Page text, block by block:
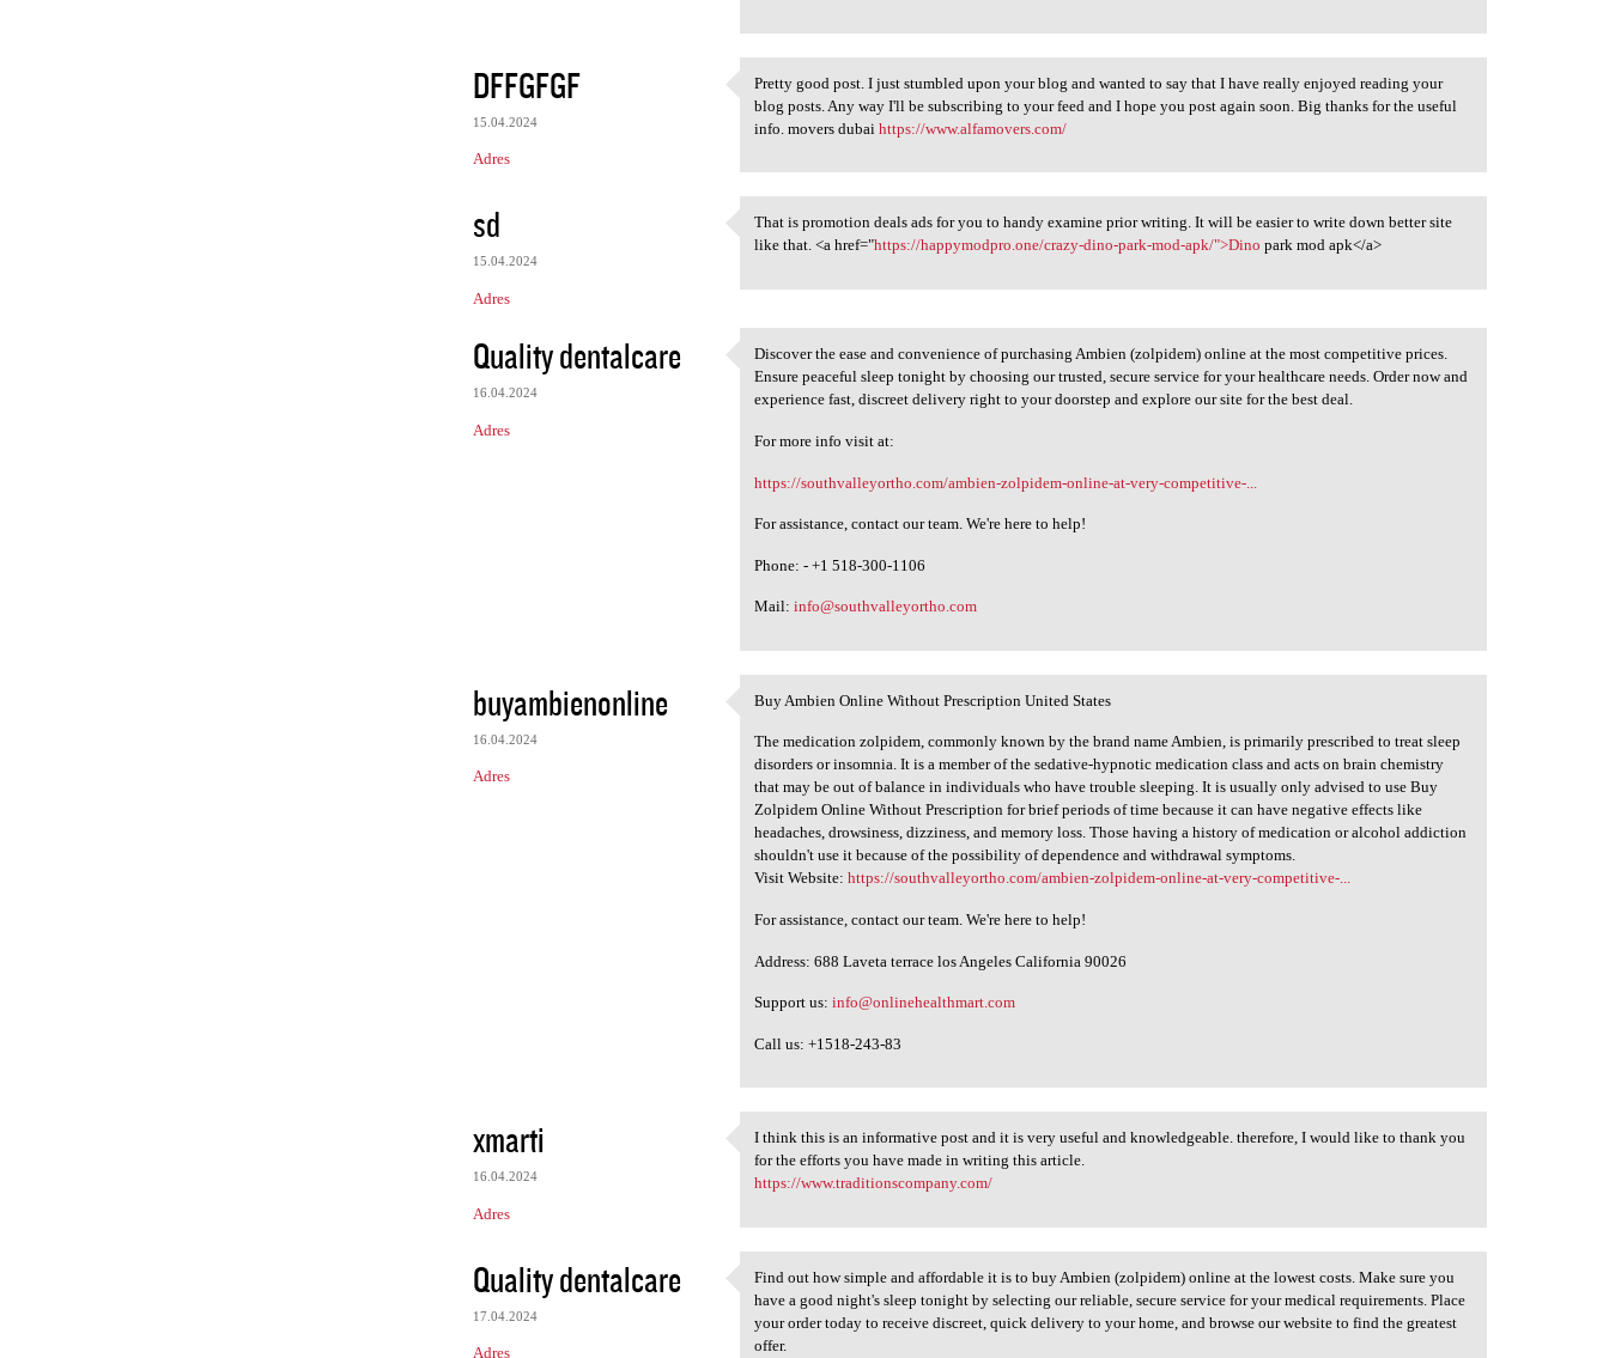
DFFGFGF
15.04.2024
Adres
Pretty good post. I just
Pretty good post. I just stumbled upon your blog and wanted to say that I have really enjoyed reading your
blog posts. Any way I'll be subscribing to your feed and I hope you post again soon. Big thanks for the useful
info. movers dubaihttps://www.alfamovers.com/
sd
15.04.2024
Adres
That is promotion deals ads
That is promotion deals ads for you to handy examine prior writing. It will be easier to write down better site
like that. <a href="https://happymodpro.one/crazy-dino-park-mod-apk/">Dino park mod apk</a>
Quality dentalcare
16.04.2024
Adres
Discover the ease and
Discover the ease and convenience of purchasing Ambien (zolpidem) online at the most competitive prices.
Ensure peaceful sleep tonight by choosing our trusted, secure service for your healthcare needs. Order now and
experience fast, discreet delivery right to your doorstep and explore our site for the best deal.
For more info visit at:
https://southvalleyortho.com/ambien-zolpidem-online-at-very-competitive-...
For assistance, contact our team. We're here to help!
Phone: - +1 518-300-1106
Mail:info@southvalleyortho.com
buyambienonline
16.04.2024
Adres
Buy Ambien Online Without
Buy Ambien Online Without Prescription United States
The medication zolpidem, commonly known by the brand name Ambien, is primarily prescribed to treat sleep
disorders or insomnia. It is a member of the sedative-hypnotic medication class and acts on brain chemistry
that may be out of balance in individuals who have trouble sleeping. It is usually only advised to use Buy
Zolpidem Online Without Prescription for brief periods of time because it can have negative effects like
headaches, drowsiness, dizziness, and memory loss. Those having a history of medication or alcohol addiction
shouldn't use it because of the possibility of dependence and withdrawal symptoms.
Visit Website:https://southvalleyortho.com/ambien-zolpidem-online-at-very-competitive-...
For assistance, contact our team. We're here to help!
Address: 688 Laveta terrace los Angeles California 90026
Support us:info@onlinehealthmart.com
Call us: +1518-243-83
xmarti
16.04.2024
Adres
I think this is an
I think this is an informative post and it is very useful and knowledgeable. therefore, I would like to thank you
for the efforts you have made in writing this article.
https://www.traditionscompany.com/
Quality dentalcare
17.04.2024
Adres
Find out how simple and
Find out how simple and affordable it is to buy Ambien (zolpidem) online at the lowest costs. Make sure you
have a good night's sleep tonight by selecting our reliable, secure service for your medical requirements. Place
your order today to receive discreet, quick delivery to your home, and browse our website to find the greatest
offer.